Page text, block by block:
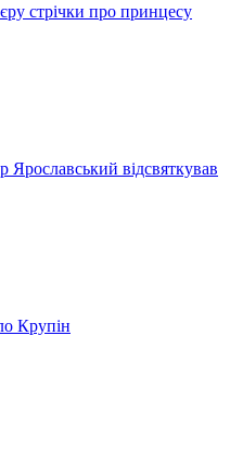
стрічки про принцесу
Ярославський відсвяткував
Крупін